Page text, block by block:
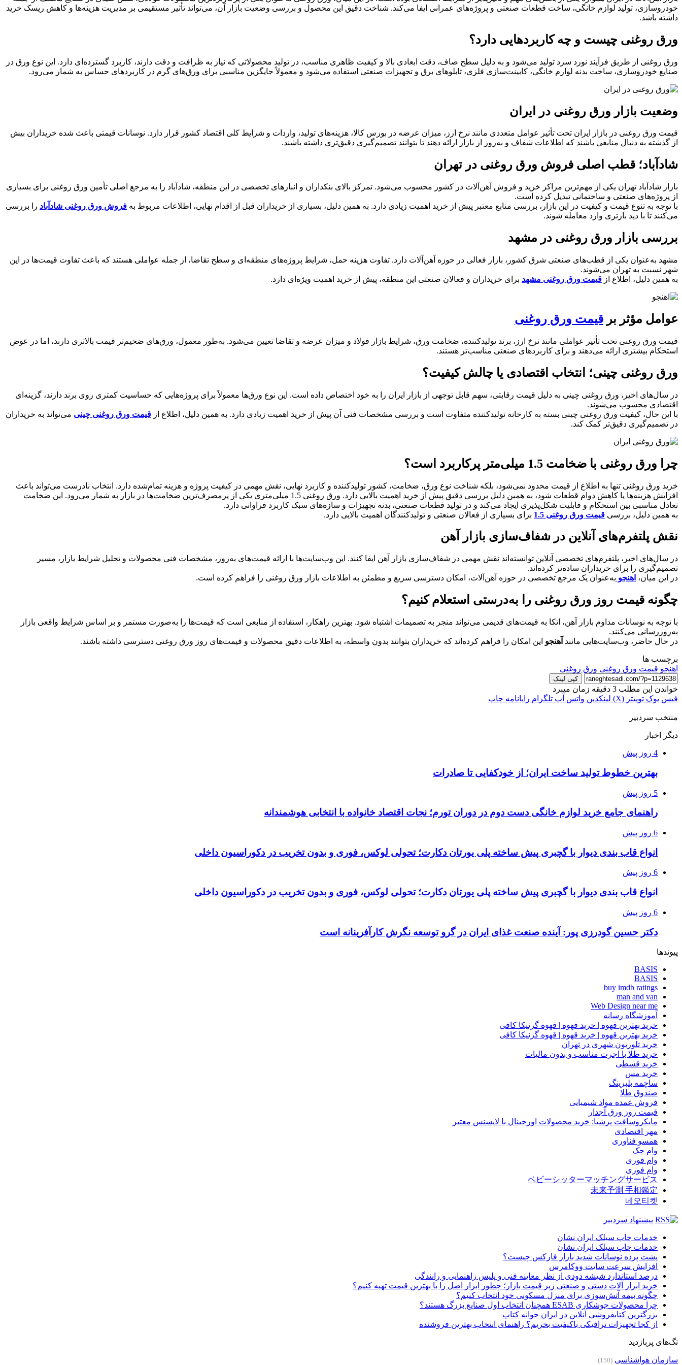
خودروسازی، تولید لوازم خانگی، ساخت قطعات صنعتی و پروژه‌های عمرانی ایفا می‌کند. شناخت دقیق این محصول و بررسی وضعیت بازار آن، می‌تواند تأثیر مستقیمی بر مدیریت هزینه‌ها و کاهش ریسک خرید
داشته باشد.
ورق روغنی چیست و چه کاربردهایی دارد؟
ورق روغنی از طریق فرآیند نورد سرد تولید می‌شود و به دلیل سطح صاف، دقت ابعادی بالا و کیفیت ظاهری مناسب، در تولید محصولاتی که نیاز به ظرافت و دقت دارند، کاربرد گسترده‌ای دارد. این نوع ورق در
صنایع خودروسازی، ساخت بدنه لوازم خانگی، کابینت‌سازی فلزی، تابلوهای برق و تجهیزات صنعتی استفاده می‌شود و معمولاً جایگزین مناسبی برای ورق‌های گرم در کاربردهای حساس به شمار می‌رود.
وضعیت بازار ورق روغنی در ایران
قیمت ورق روغنی در بازار ایران تحت تأثیر عوامل متعددی مانند نرخ ارز، میزان عرضه در بورس کالا، هزینه‌های تولید، واردات و شرایط کلی اقتصاد کشور قرار دارد. نوسانات قیمتی باعث شده خریداران بیش
از گذشته به دنبال منابعی باشند که اطلاعات شفاف و به‌روز از بازار ارائه دهند تا بتوانند تصمیم‌گیری دقیق‌تری داشته باشند.
شادآباد؛ قطب اصلی فروش ورق روغنی در تهران
بازار شادآباد تهران یکی از مهم‌ترین مراکز خرید و فروش آهن‌آلات در کشور محسوب می‌شود. تمرکز بالای بنکداران و انبارهای تخصصی در این منطقه، شادآباد را به مرجع اصلی تأمین ورق روغنی برای بسیاری
از پروژه‌های صنعتی و ساختمانی تبدیل کرده است.
با توجه به تنوع قیمت و کیفیت در این بازار، بررسی منابع معتبر پیش از خرید اهمیت زیادی دارد. به همین دلیل، بسیاری از خریداران قبل از اقدام نهایی، اطلاعات مربوط به فروش ورق روغنی شادآباد را بررسی
می‌کنند تا با دید بازتری وارد معامله شوند.
بررسی بازار ورق روغنی در مشهد
مشهد به‌عنوان یکی از قطب‌های صنعتی شرق کشور، بازار فعالی در حوزه آهن‌آلات دارد. تفاوت هزینه حمل، شرایط پروژه‌های منطقه‌ای و سطح تقاضا، از جمله عواملی هستند که باعث تفاوت قیمت‌ها در این
شهر نسبت به تهران می‌شوند.
به همین دلیل، اطلاع از قیمت ورق روغنی مشهد برای خریداران و فعالان صنعتی این منطقه، پیش از خرید اهمیت ویژه‌ای دارد.
عوامل مؤثر بر قیمت ورق روغنی
قیمت ورق روغنی تحت تأثیر عواملی مانند نرخ ارز، برند تولیدکننده، ضخامت ورق، شرایط بازار فولاد و میزان عرضه و تقاضا تعیین می‌شود. به‌طور معمول، ورق‌های ضخیم‌تر قیمت بالاتری دارند، اما در عوض
استحکام بیشتری ارائه می‌دهند و برای کاربردهای صنعتی مناسب‌تر هستند.
ورق روغنی چینی؛ انتخاب اقتصادی یا چالش کیفیت؟
در سال‌های اخیر، ورق روغنی چینی به دلیل قیمت رقابتی، سهم قابل توجهی از بازار ایران را به خود اختصاص داده است. این نوع ورق‌ها معمولاً برای پروژه‌هایی که حساسیت کمتری روی برند دارند، گزینه‌ای
اقتصادی محسوب می‌شوند.
با این حال، کیفیت ورق روغنی چینی بسته به کارخانه تولیدکننده متفاوت است و بررسی مشخصات فنی آن پیش از خرید اهمیت زیادی دارد. به همین دلیل، اطلاع از قیمت ورق روغنی چینی می‌تواند به خریداران
در تصمیم‌گیری دقیق‌تر کمک کند.
چرا ورق روغنی با ضخامت 1.5 میلی‌متر پرکاربرد است؟
خرید ورق روغنی تنها به اطلاع از قیمت محدود نمی‌شود، بلکه شناخت نوع ورق، ضخامت، کشور تولیدکننده و کاربرد نهایی، نقش مهمی در کیفیت پروژه و هزینه تمام‌شده دارد. انتخاب نادرست می‌تواند باعث
افزایش هزینه‌ها یا کاهش دوام قطعات شود، به همین دلیل بررسی دقیق پیش از خرید اهمیت بالایی دارد. ورق روغنی 1.5 میلی‌متری یکی از پرمصرف‌ترین ضخامت‌ها در بازار به شمار می‌رود. این ضخامت
تعادل مناسبی بین استحکام و قابلیت شکل‌پذیری ایجاد می‌کند و در تولید قطعات صنعتی، بدنه تجهیزات و سازه‌های سبک کاربرد فراوانی دارد.
به همین دلیل، بررسی قیمت ورق روغنی 1.5 برای بسیاری از فعالان صنعتی و تولیدکنندگان اهمیت بالایی دارد.
نقش پلتفرم‌های آنلاین در شفاف‌سازی بازار آهن
در سال‌های اخیر، پلتفرم‌های تخصصی آنلاین توانسته‌اند نقش مهمی در شفاف‌سازی بازار آهن ایفا کنند. این وب‌سایت‌ها با ارائه قیمت‌های به‌روز، مشخصات فنی محصولات و تحلیل شرایط بازار، مسیر
تصمیم‌گیری را برای خریداران ساده‌تر کرده‌اند.
در این میان، اهنجو به‌عنوان یک مرجع تخصصی در حوزه آهن‌آلات، امکان دسترسی سریع و مطمئن به اطلاعات بازار ورق روغنی را فراهم کرده است.
چگونه قیمت روز ورق روغنی را به‌درستی استعلام کنیم؟
با توجه به نوسانات مداوم بازار آهن، اتکا به قیمت‌های قدیمی می‌تواند منجر به تصمیمات اشتباه شود. بهترین راهکار، استفاده از منابعی است که قیمت‌ها را به‌صورت مستمر و بر اساس شرایط واقعی بازار
به‌روزرسانی می‌کنند.
در حال حاضر، وب‌سایت‌هایی مانند آهنجو این امکان را فراهم کرده‌اند که خریداران بتوانند بدون واسطه، به اطلاعات دقیق محصولات و قیمت‌های روز ورق روغنی دسترسی داشته باشند.
برچسب ها
اهنجو قیمت ورق روغنی ورق روغنی
کپی لینک
خواندن این مطلب 3 دقیقه زمان میبرد
فیس بوک توییتر (X) لینکدین واتس آپ تلگرام رایانامه چاپ
منتخب سردبیر
دیگر اخبار
4 روز پیش
بهترین خطوط تولید ساخت ایران؛ از خودکفایی تا صادرات
5 روز پیش
راهنمای جامع خرید لوازم خانگی دست دوم در دوران تورم؛ نجات اقتصاد خانواده با انتخابی هوشمندانه
6 روز پیش
انواع قاب بندی دیوار با گچبری پیش ساخته پلی یورتان دکارت؛ تحولی لوکس، فوری و بدون تخریب در دکوراسیون داخلی
6 روز پیش
انواع قاب بندی دیوار با گچبری پیش ساخته پلی یورتان دکارت؛ تحولی لوکس، فوری و بدون تخریب در دکوراسیون داخلی
6 روز پیش
دکتر حسین گودرزی پور: آینده صنعت غذای ایران در گرو توسعه نگرش کارآفرینانه است
پیوندها
BASIS
BASIS
buy imdb ratings
man and van
Web Design near me
آموزشگاه رسانه
خرید بهترین قهوه | خرید قهوه | قهوه گرنیکا کافی
خرید بهترین قهوه | خرید قهوه | قهوه گرنیکا کافی
خرید تلوزیون شهری در تهران
خرید طلا با اجرت مناسب و بدون مالیات
خرید قسطی
خرید مس
ساچمه بلبرینگ
صندوق طلا
فروش عمده مواد شیمیایی
قیمت روز ورق آجدار
مایکروسافت پرشیا: خرید محصولات اورجینال با لایسنس معتبر
مهر اقتصادی
همسو فناوری
وام چک
وام فوری
وام فوری
ベビーシッターマッチングサービス
未来予測 手相鑑定
네오티켓
پیشنهاد سردبیر
خدمات چاپ سیلک ایران نشان
خدمات چاپ سیلک ایران نشان
پشت پرده نوسانات شدید بازار فارکس چیست؟
افزایش سرعت سایت ووکامرس
درصد استاندارد شیشه دودی از نظر معاینه فنی و پلیس راهنمایی و رانندگی
خرید ابزار آلات دستی و صنعتی زیر قیمت بازار؛ چطور ابزار اصل را با بهترین قیمت تهیه کنیم؟
چگونه بیمه آتش‌سوزی برای منزل مسکونی خود انتخاب کنیم؟
چرا محصولات جوشکاری ESAB همچنان انتخاب اول صنایع بزرگ هستند؟
بزرگترین کتابفروشی آنلاین در ایران جوانه کتاب
از کجا تجهیزات ترافیکی باکیفیت بخریم؟ راهنمای انتخاب بهترین فروشنده
تگ‌های پربازدید
سازمان هواشناسی (150)